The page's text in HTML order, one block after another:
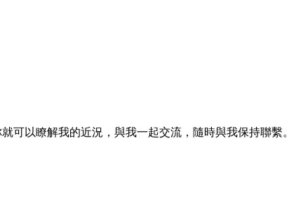
可以瞭解我的近況，與我一起交流，隨時與我保持聯繫。